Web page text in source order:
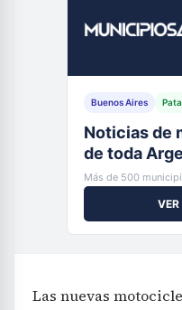
Buenos Aires
Noticias de
de toda
Más de 500
Las nuevas